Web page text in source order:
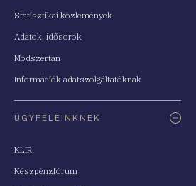
Statisztikai közlemények
Adatok, idősorok
Módszertan
Információk adatszolgáltatóknak
ÜGYFELEINKNEK
KLIR
Készpénzfórum